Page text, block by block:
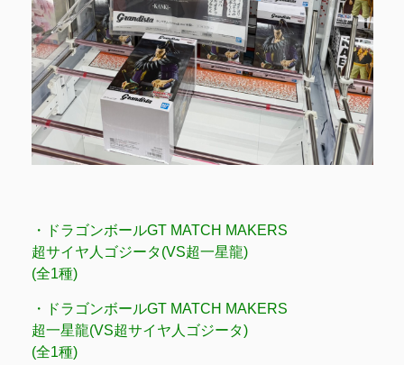
・ドラゴンボールGT MATCH MAKERS
超サイヤ人ゴジータ(VS超一星龍)
(全1種)
・ドラゴンボールGT MATCH MAKERS
超一星龍(VS超サイヤ人ゴジータ)
(全1種)